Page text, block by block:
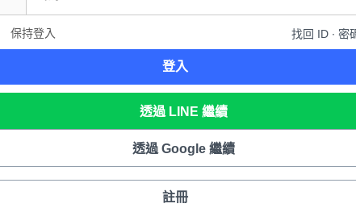
保持登入 找回 ID ∙ 密
登入
透過 LINE 繼續
透過 Google 繼續
註冊